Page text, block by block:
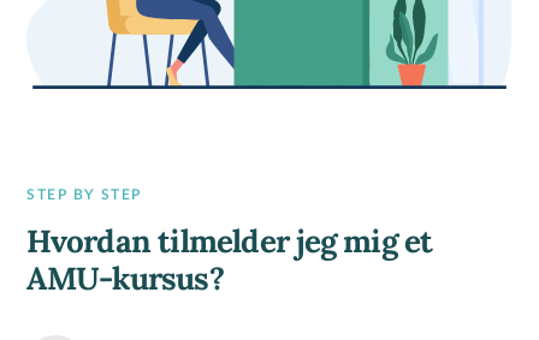
STEP BY STEP
Hvordan tilmelder jeg mig et
AMU-kursus?